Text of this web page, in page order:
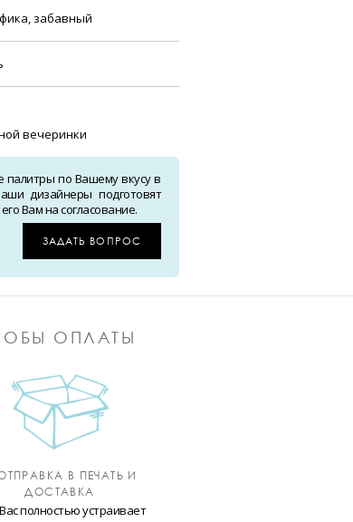
забавный
вечеринки
палитры по Вашему вкусу в
дизайнеры подготовят
Вам на согласование.
ЗАДАТЬ ВОПРОС
ОПЛАТЫ
В ПЕЧАТЬ И
ДОСТАВКА
полностью устраивает